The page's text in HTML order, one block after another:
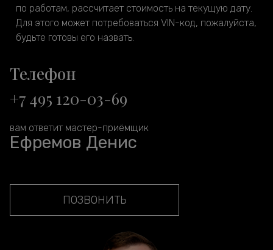
по работам, рассчитает стоимость на текущую дату.
Для этого может потребоваться VIN-код, пожалуйста,
будьте готовы его назвать.
Телефон
+7 495 120-03-69
вам ответит мастер-приёмщик
Ефремов Денис
ПОЗВОНИТЬ